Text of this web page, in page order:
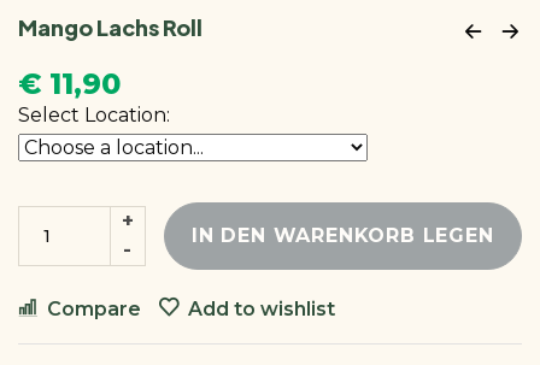
Mango Lachs Roll
€ 11,90
Select Location:
IN DEN WARENKORB LEGEN
Compare Add to wishlist